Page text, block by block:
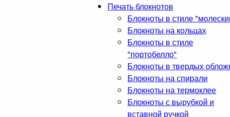
Печать блокнотов
Блокноты в стиле
Блокноты на кольцах
Блокноты в стиле
"портобелло"
Блокноты в твердых
Блокноты на спирали
Блокноты на термоклее
Блокноты с вырубкой и
вставной ручкой